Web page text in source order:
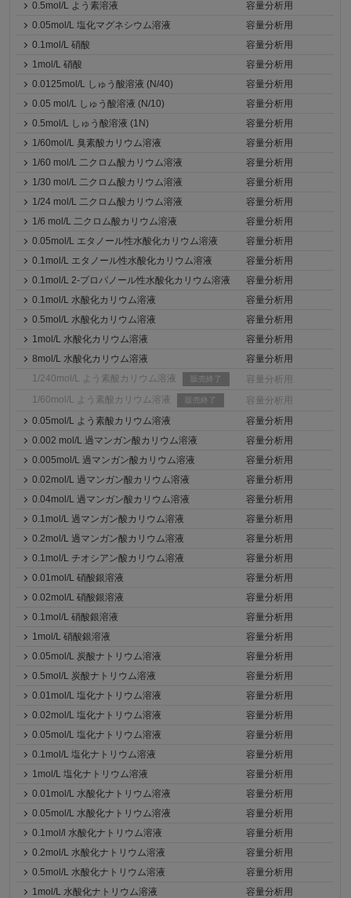
0.5mol/L よう素溶液
容量分析用
0.05mol/L 塩化マグネシウム溶液
容量分析用
0.1mol/L 硝酸
容量分析用
1mol/L 硝酸
容量分析用
0.0125mol/L しゅう酸溶液 (N/40)
容量分析用
0.05 mol/L しゅう酸溶液 (N/10)
容量分析用
0.5mol/L しゅう酸溶液 (1N)
容量分析用
1/60mol/L 臭素酸カリウム溶液
容量分析用
1/60 mol/L 二クロム酸カリウム溶液
容量分析用
1/30 mol/L 二クロム酸カリウム溶液
容量分析用
1/24 mol/L 二クロム酸カリウム溶液
容量分析用
1/6 mol/L 二クロム酸カリウム溶液
容量分析用
0.05mol/L エタノール性水酸化カリウム溶液
容量分析用
0.1mol/L エタノール性水酸化カリウム溶液
容量分析用
0.1mol/L 2-プロパノール性水酸化カリウム溶液
容量分析用
0.1mol/L 水酸化カリウム溶液
容量分析用
0.5mol/L 水酸化カリウム溶液
容量分析用
1mol/L 水酸化カリウム溶液
容量分析用
8mol/L 水酸化カリウム溶液
容量分析用
1/240mol/L よう素酸カリウム溶液
販売終了
容量分析用
1/60mol/L よう素酸カリウム溶液
販売終了
容量分析用
0.05mol/L よう素酸カリウム溶液
容量分析用
0.002 mol/L 過マンガン酸カリウム溶液
容量分析用
0.005mol/L 過マンガン酸カリウム溶液
容量分析用
0.02mol/L 過マンガン酸カリウム溶液
容量分析用
0.04mol/L 過マンガン酸カリウム溶液
容量分析用
0.1mol/L 過マンガン酸カリウム溶液
容量分析用
0.2mol/L 過マンガン酸カリウム溶液
容量分析用
0.1mol/L チオシアン酸カリウム溶液
容量分析用
0.01mol/L 硝酸銀溶液
容量分析用
0.02mol/L 硝酸銀溶液
容量分析用
0.1mol/L 硝酸銀溶液
容量分析用
1mol/L 硝酸銀溶液
容量分析用
0.05mol/L 炭酸ナトリウム溶液
容量分析用
0.5mol/L 炭酸ナトリウム溶液
容量分析用
0.01mol/L 塩化ナトリウム溶液
容量分析用
0.02mol/L 塩化ナトリウム溶液
容量分析用
0.05mol/L 塩化ナトリウム溶液
容量分析用
0.1mol/L 塩化ナトリウム溶液
容量分析用
1mol/L 塩化ナトリウム溶液
容量分析用
0.01mol/L 水酸化ナトリウム溶液
容量分析用
0.05mol/L 水酸化ナトリウム溶液
容量分析用
0.1mol/l 水酸化ナトリウム溶液
容量分析用
0.2mol/L 水酸化ナトリウム溶液
容量分析用
0.5mol/L 水酸化ナトリウム溶液
容量分析用
1mol/L 水酸化ナトリウム溶液
容量分析用